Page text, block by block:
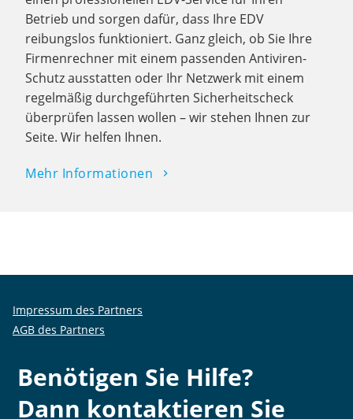
Betrieb und sorgen dafür, dass Ihre EDV
reibungslos funktioniert. Ganz gleich, ob Sie Ihre
Firmenrechner mit einem passenden Antiviren-
Schutz ausstatten oder Ihr Netzwerk mit einem
regelmäßig durchgeführten Sicherheitscheck
überprüfen lassen wollen – wir stehen Ihnen zur
Seite. Wir helfen Ihnen.
Mehr Informationen
Impressum des Partners
AGB des Partners
Benötigen Sie Hilfe?
Dann kontaktieren Sie